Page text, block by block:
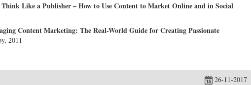
Like a Publisher – How to Use Content to Market Online and in Social
Content Marketing: The Real-World Guide for Creating Passionate
2011
26-11-2017